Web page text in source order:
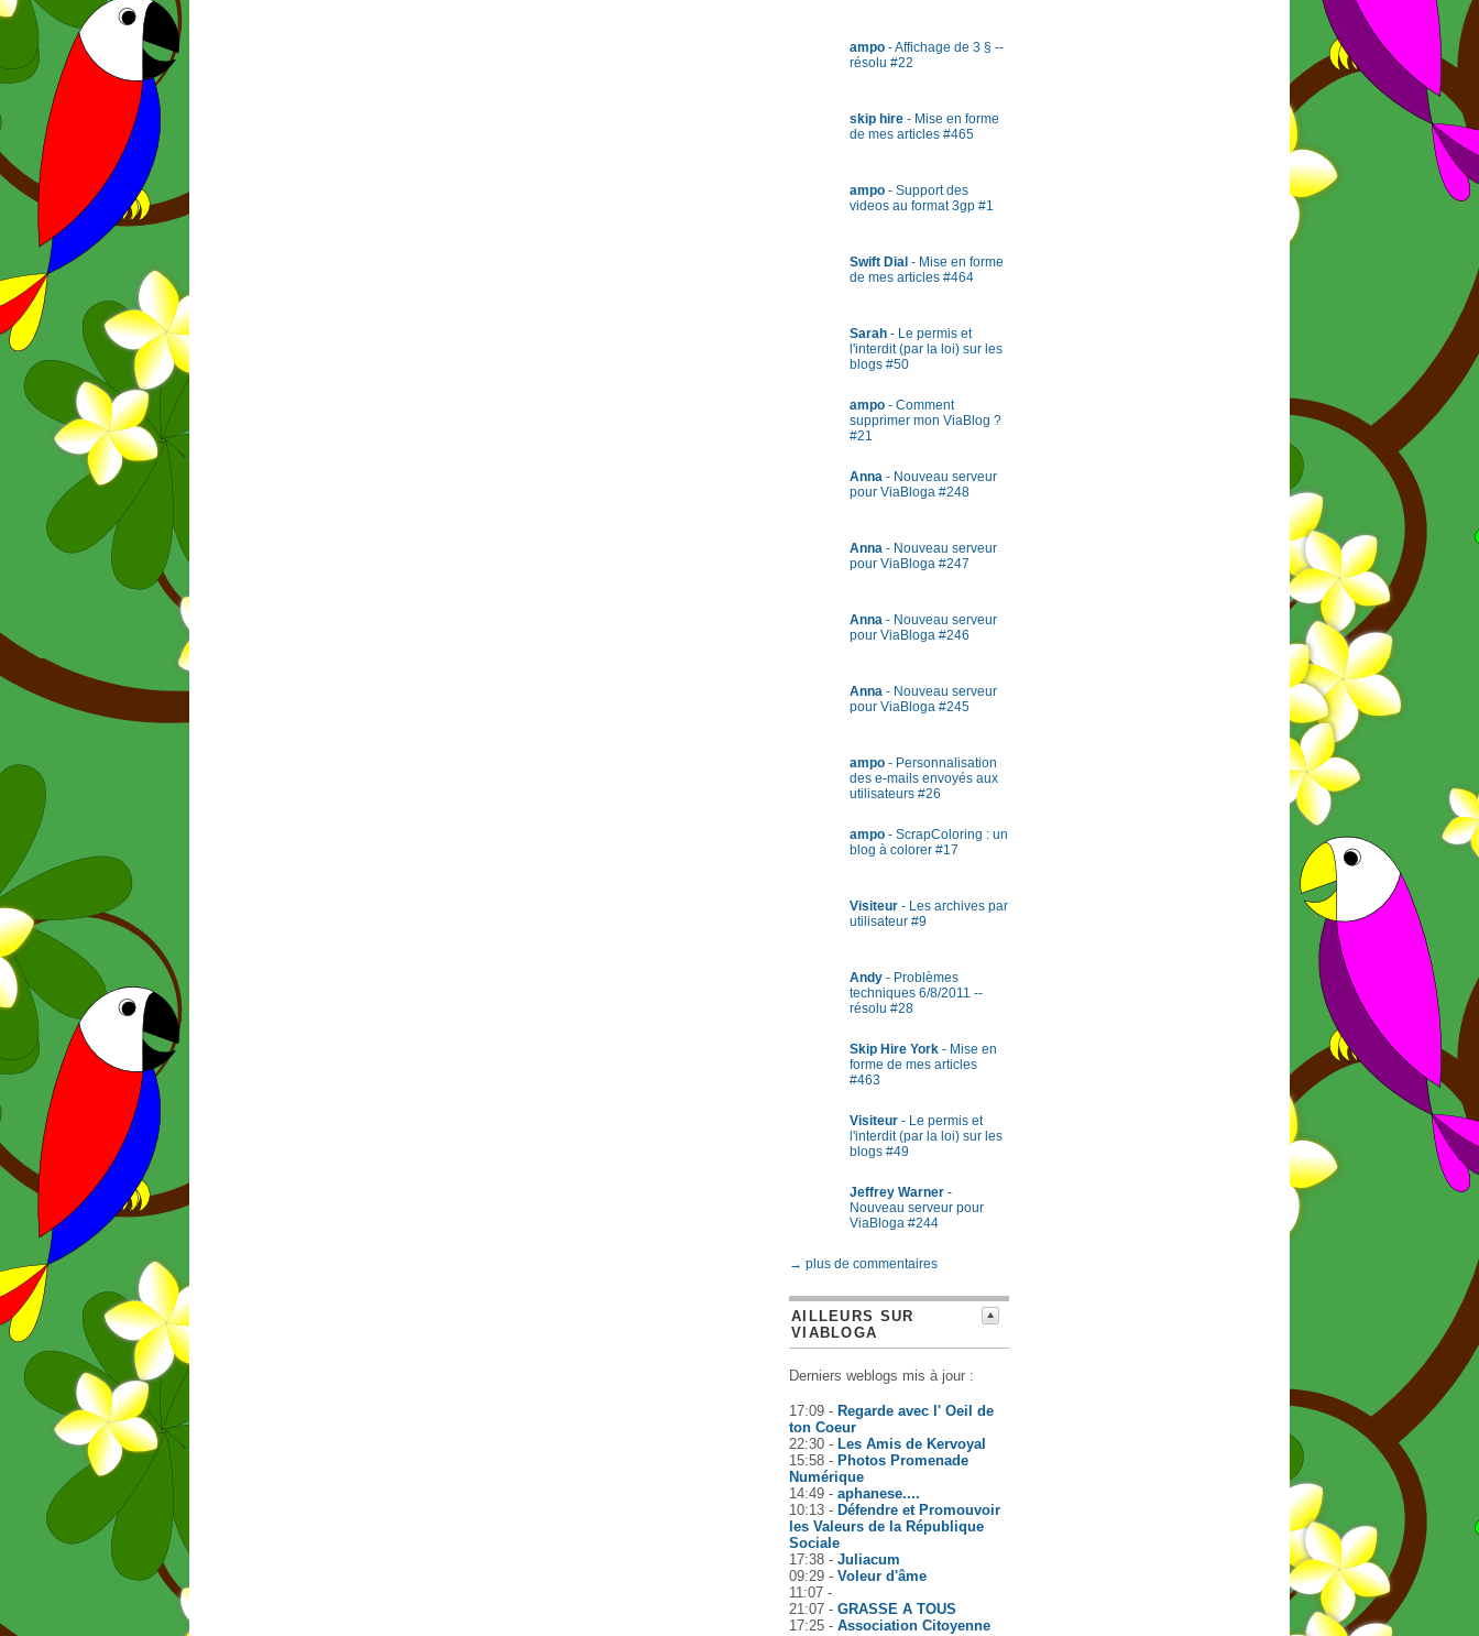
ampo - Affichage de 3 § --
résolu #22
skip hire - Mise en forme
de mes articles #465
ampo - Support des
videos au format 3gp #1
Swift Dial - Mise en forme
de mes articles #464
Sarah - Le permis et
l'interdit (par la loi) sur les
blogs #50
ampo - Comment
supprimer mon ViaBlog ?
#21
Anna - Nouveau serveur
pour ViaBloga #248
Anna - Nouveau serveur
pour ViaBloga #247
Anna - Nouveau serveur
pour ViaBloga #246
Anna - Nouveau serveur
pour ViaBloga #245
ampo - Personnalisation
des e-mails envoyés aux
utilisateurs #26
ampo - ScrapColoring : un
blog à colorer #17
Visiteur - Les archives par
utilisateur #9
Andy - Problèmes
techniques 6/8/2011 --
résolu #28
Skip Hire York - Mise en
forme de mes articles
#463
Visiteur - Le permis et
l'interdit (par la loi) sur les
blogs #49
Jeffrey Warner -
Nouveau serveur pour
ViaBloga #244
→ plus de commentaires
AILLEURS SUR
VIABLOGA
Derniers weblogs mis à jour :
17:09 - Regarde avec l' Oeil de
ton Coeur
22:30 - Les Amis de Kervoyal
15:58 - Photos Promenade
Numérique
14:49 - aphanese....
10:13 - Défendre et Promouvoir
les Valeurs de la République
Sociale
17:38 - Juliacum
09:29 - Voleur d'âme
11:07 -
21:07 - GRASSE A TOUS
17:25 - Association Citoyenne